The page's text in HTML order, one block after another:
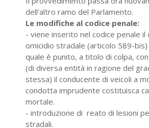
dell'altro ramo del Parlamento.
Le modifiche al codice penale:
- viene inserito nel codice penale il
omicidio stradale (articolo 589-
quale è punito, a titolo di colpa,
(di diversa entità in ragione del
stessa) il conducente di veicoli a
condotta imprudente costituisca
mortale.
- introduzione di reato di lesioni
stradali.